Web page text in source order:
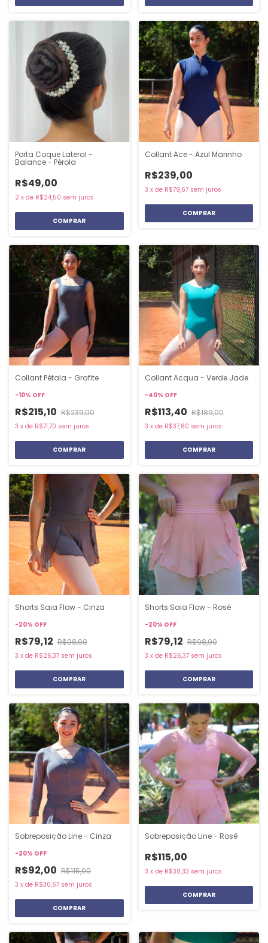
Porta Coque Lateral -
Balance - Pérola
R$49,00
2 x de R$24,50 sem juros
Collant Ace - Azul Marinho
R$239,00
3 x de R$79,67 sem juros
COMPRAR
Collant Pétala - Grafite
-10% OFF
R$215,10 R$239,00
3 x de R$71,70 sem juros
COMPRAR
Collant Acqua - Verde Jade
-40% OFF
R$113,40 R$189,00
3 x de R$37,80 sem juros
COMPRAR
Shorts Saia Flow - Cinza
-20% OFF
R$79,12 R$98,90
3 x de R$26,37 sem juros
COMPRAR
Shorts Saia Flow - Rosê
-20% OFF
R$79,12 R$98,90
3 x de R$26,37 sem juros
COMPRAR
Sobreposição Line - Cinza
-20% OFF
R$92,00 R$115,00
3 x de R$30,67 sem juros
COMPRAR
Sobreposição Line - Rosê
R$115,00
3 x de R$38,33 sem juros
COMPRAR